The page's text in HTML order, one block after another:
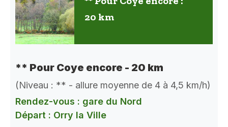
20 km
** Pour Coye encore - 20 km
(Niveau : ** - allure moyenne de 4 à 4,5 km/h)
Rendez-vous : gare du Nord
Départ : Orry la Ville